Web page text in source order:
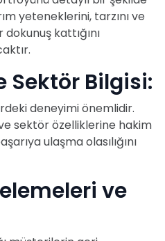
yeteneklerini, tarzını ve
kattığını
Sektör Bilgisi:
deneyimi önemlidir.
sektör özelliklerine hakim
ulaşma olasılığını
ve